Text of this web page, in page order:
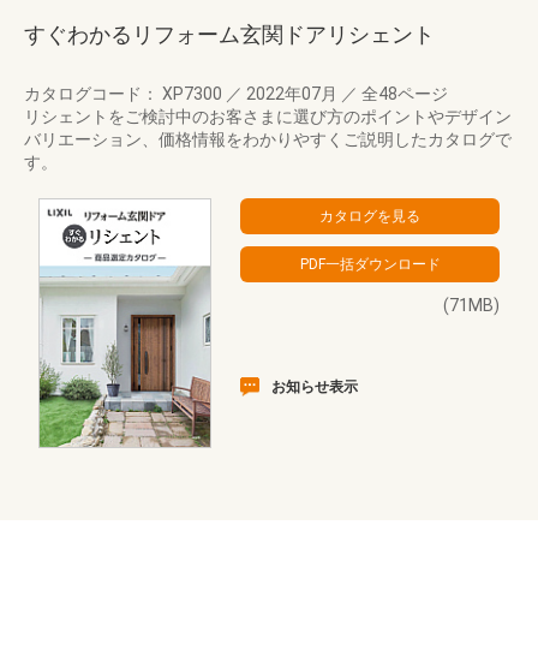
すぐわかるリフォーム玄関ドアリシェント
カタログコード： XP7300 ／ 2022年07月 ／ 全48ページ
リシェントをご検討中のお客さまに選び方のポイントやデザイン
バリエーション、価格情報をわかりやすくご説明したカタログで
す。
(71MB)
お知らせ表示